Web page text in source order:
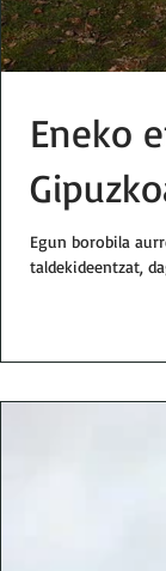
Eneko
Egun borobila
taldekideentzat,